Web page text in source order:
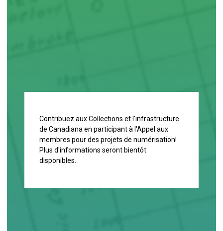
Contribuez aux Collections et l'infrastructure
de Canadiana en participant à l'Appel aux
membres pour des projets de numérisation!
Plus d'informations seront bientôt
disponibles.